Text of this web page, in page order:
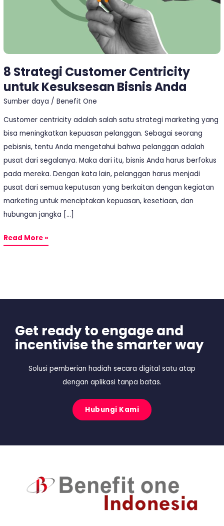
8 Strategi Customer Centricity
untuk Kesuksesan Bisnis Anda
Sumber daya /Benefit One
Customer centricity adalah salah satu strategi marketing yang
bisa meningkatkan kepuasan pelanggan. Sebagai seorang
pebisnis, tentu Anda mengetahui bahwa pelanggan adalah
pusat dari segalanya. Maka dari itu, bisnis Anda harus berfokus
pada mereka. Dengan kata lain, pelanggan harus menjadi
pusat dari semua keputusan yang berkaitan dengan kegiatan
marketing untuk menciptakan kepuasan, kesetiaan, dan
hubungan jangka […]
Read More »
Get ready to engage and
incentivise the smarter way
Solusi pemberian hadiah secara digital satu atap
dengan aplikasi tanpa batas.
Hubungi Kami